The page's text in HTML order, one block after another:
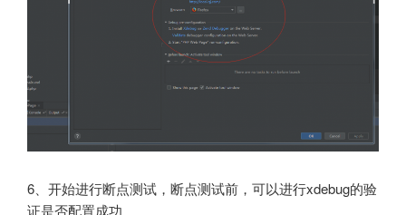
6、开始进行断点测试，断点测试前，可以进行xdebug的验
证是否配置成功